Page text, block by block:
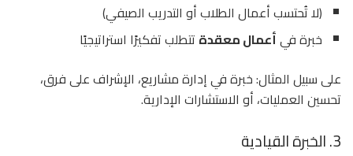
(لا تُحتسب أعمال الطلاب أو التدريب الصيفي)
خبرة فيأعمال معقدة تتطلب تفكيرًا استراتيجيًا
على سبيل المثال: خبرة في إدارة مشاريع، الإشراف على فرق،
تحسين العمليات، أو الاستشارات الإدارية.
3. الخبرة القيادية